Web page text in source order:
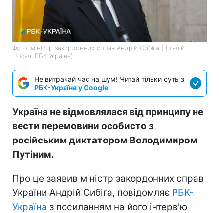
Фото: міністр закордонних справ Андрій Сибіга (Віталій
Носач, РБК-Україна)
Не витрачай час на шум! Читай тільки суть з
РБК-Україна у Google
Україна не відмовлялася від принципу не
вести перемовини особисто з
російським диктатором Володимиром
Путіним.
Про це заявив міністр закордонних справ
України Андрій Сибіга, повідомляє РБК-
Україна з посиланням на його інтерв'ю